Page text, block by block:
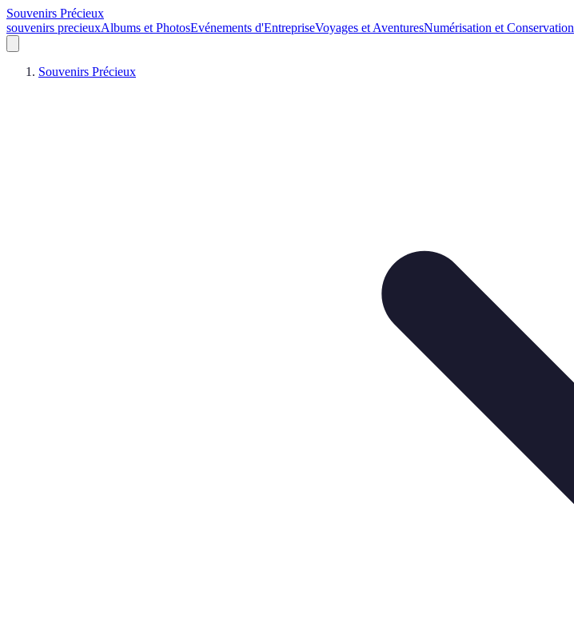
Souvenirs Précieux
souvenirs precieuxAlbums et PhotosEvénements d'EntrepriseVoyages et AventuresNumérisation et Conservation
Souvenirs Précieux